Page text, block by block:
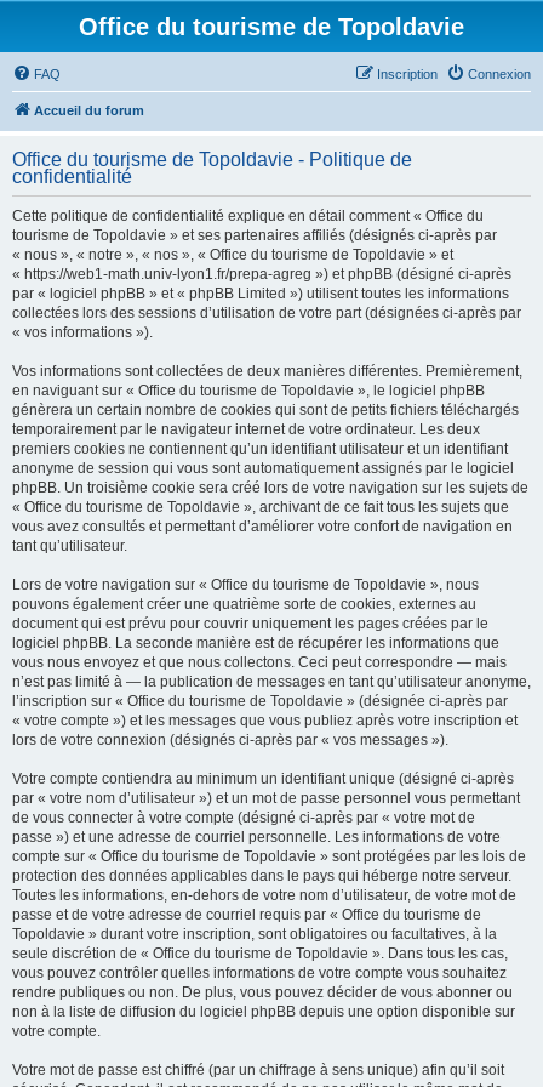
Office du tourisme de Topoldavie
FAQ Connexion
Inscription
Accueil du forum
Office du tourisme de Topoldavie - Politique de
confidentialité
Cette politique de confidentialité explique en détail comment « Office du
tourisme de Topoldavie » et ses partenaires affiliés (désignés ci-après par
« nous », « notre », « nos », « Office du tourisme de Topoldavie » et
« https://web1-math.univ-lyon1.fr/prepa-agreg ») et phpBB (désigné ci-après
par « logiciel phpBB » et « phpBB Limited ») utilisent toutes les informations
collectées lors des sessions d’utilisation de votre part (désignées ci-après par
« vos informations »).
Vos informations sont collectées de deux manières différentes. Premièrement,
en naviguant sur « Office du tourisme de Topoldavie », le logiciel phpBB
génèrera un certain nombre de cookies qui sont de petits fichiers téléchargés
temporairement par le navigateur internet de votre ordinateur. Les deux
premiers cookies ne contiennent qu’un identifiant utilisateur et un identifiant
anonyme de session qui vous sont automatiquement assignés par le logiciel
phpBB. Un troisième cookie sera créé lors de votre navigation sur les sujets de
« Office du tourisme de Topoldavie », archivant de ce fait tous les sujets que
vous avez consultés et permettant d’améliorer votre confort de navigation en
tant qu’utilisateur.
Lors de votre navigation sur « Office du tourisme de Topoldavie », nous
pouvons également créer une quatrième sorte de cookies, externes au
document qui est prévu pour couvrir uniquement les pages créées par le
logiciel phpBB. La seconde manière est de récupérer les informations que
vous nous envoyez et que nous collectons. Ceci peut correspondre — mais
n’est pas limité à — la publication de messages en tant qu’utilisateur anonyme,
l’inscription sur « Office du tourisme de Topoldavie » (désignée ci-après par
« votre compte ») et les messages que vous publiez après votre inscription et
lors de votre connexion (désignés ci-après par « vos messages »).
Votre compte contiendra au minimum un identifiant unique (désigné ci-après
par « votre nom d’utilisateur ») et un mot de passe personnel vous permettant
de vous connecter à votre compte (désigné ci-après par « votre mot de
passe ») et une adresse de courriel personnelle. Les informations de votre
compte sur « Office du tourisme de Topoldavie » sont protégées par les lois de
protection des données applicables dans le pays qui héberge notre serveur.
Toutes les informations, en-dehors de votre nom d’utilisateur, de votre mot de
passe et de votre adresse de courriel requis par « Office du tourisme de
Topoldavie » durant votre inscription, sont obligatoires ou facultatives, à la
seule discrétion de « Office du tourisme de Topoldavie ». Dans tous les cas,
vous pouvez contrôler quelles informations de votre compte vous souhaitez
rendre publiques ou non. De plus, vous pouvez décider de vous abonner ou
non à la liste de diffusion du logiciel phpBB depuis une option disponible sur
votre compte.
Votre mot de passe est chiffré (par un chiffrage à sens unique) afin qu’il soit